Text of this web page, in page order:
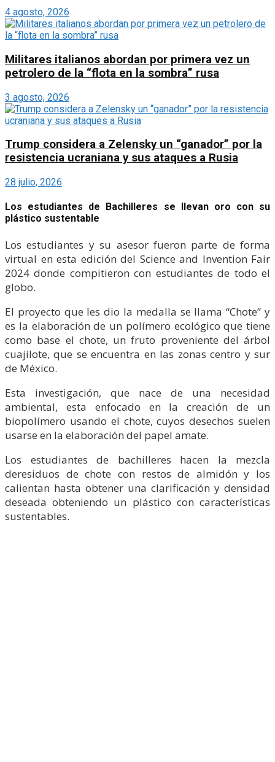
4 agosto, 2026
Militares italianos abordan por primera vez un
petrolero de la “flota en la sombra” rusa
3 agosto, 2026
Trump considera a Zelensky un “ganador” por la
resistencia ucraniana y sus ataques a Rusia
28 julio, 2026
Los estudiantes de Bachilleres se llevan oro con su
plástico sustentable
Los estudiantes y su asesor fueron parte de forma
virtual en esta edición del Science and Invention Fair
2024 donde compitieron con estudiantes de todo el
globo.
El proyecto que les dio la medalla se llama “Chote” y
es la elaboración de un polímero ecológico que tiene
como base el chote, un fruto proveniente del árbol
cuajilote, que se encuentra en las zonas centro y sur
de México.
Esta investigación, que nace de una necesidad
ambiental, esta enfocado en la creación de un
biopolímero usando el chote, cuyos desechos suelen
usarse en la elaboración del papel amate.
Los estudiantes de bachilleres hacen la mezcla
deresiduos de chote con restos de almidón y los
calientan hasta obtener una clarificación y densidad
deseada obteniendo un plástico con características
sustentables.